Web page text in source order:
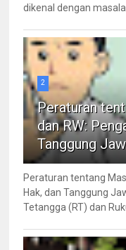
dikenal dengan
2
Peraturan
dan RW:
Tanggung
Peraturan tentang
Hak, dan Tanggung
Tetangga (RT) dan